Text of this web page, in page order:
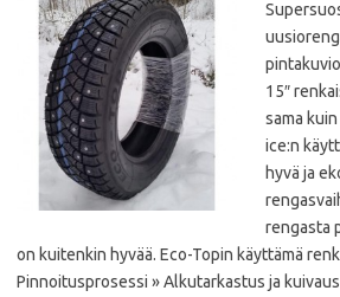
15″
sama
ice:n
hyvä ja
rengasta
on kuitenkin hyvää. Eco-Topin käyttämä
Pinnoitusprosessi » Alkutarkastus ja